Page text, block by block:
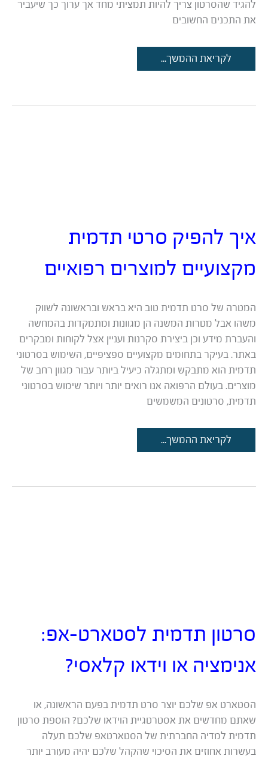
להגיד שהסרטון צריך להיות תמציתי מחד אך ערוך כך שיעביר
את התכנים החשובים
סיפור
לקוח:
סרטון
לקריאת ההמשך...
איך להפיק סרטי תדמית
מקצועיים למוצרים רפואיים
המטרה של סרט תדמית טוב היא בראש ובראשונה לשווק
משהו אבל מטרות המשנה הן מגוונות ומתמקדות בהמחשה
והעברת מידע וכן ביצירת סקרנות ועניין אצל לקוחות ומבקרים
באתר. בעיקר בתחומים מקצועיים ספציפיים, השימוש בסרטוני
תדמית הוא מתבקש ומתגלה כיעיל ביותר עבור מגוון רחב של
מוצרים. בעולם הרפואה אנו רואים יותר ויותר שימוש בסרטוני
תדמית, סרטונים המשמשים
איך
להפיק
מקצועיים
לקריאת ההמשך...
סרטון תדמית לסטארט-אפ:
אנימציה או וידאו קלאסי?
הסטארט אפ שלכם יוצר סרט תדמית בפעם הראשונה, או
שאתם מחדשים את אסטרטגיית הוידאו שלכם? הוספת סרטון
תדמית למדיה החברתית של הסטארטאפ שלכם תעלה
בעשרות אחוזים את הסיכוי שהקהל שלכם יהיה מעורב יותר